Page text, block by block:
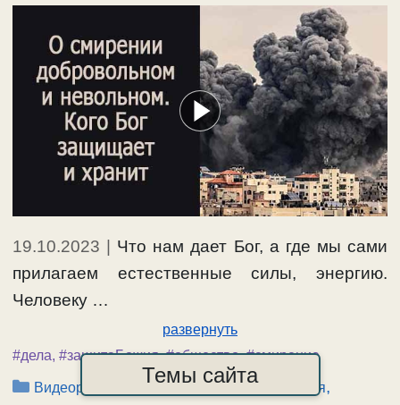
19.10.2023 | Что нам дает Бог, а где мы сами
прилагаем естественные силы, энергию.
Человеку …
развернуть
#дела, #защитаБожия,#общество,#смирение
Рубрики
Видеоролики-2023,Защита, помощь Божия,
Темы сайта